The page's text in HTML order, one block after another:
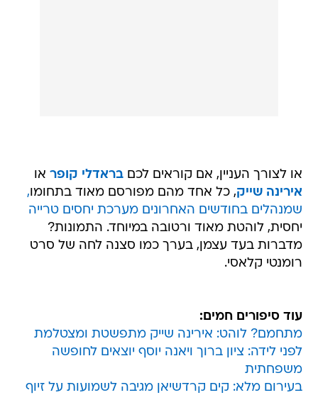
או לצורך העניין, אם קוראים לכםבראדלי קופר או
אירינה שייק, כל אחד מהם מפורסם מאוד בתחומו,
שמנהלים בחודשים האחרונים מערכת יחסים טרייה
יחסית, לוהטת מאוד ורטובה במיוחד. התמונות?
מדברות בעד עצמן, בערך כמו סצנה לחה של סרט
רומנטי קלאסי.
עוד סיפורים חמים:
מתחמם? לוהט: אירינה שייק מתפשטת ומצטלמת
לפני לידה: ציון ברוך ויאנה יוסף יוצאים לחופשה
משפחתית
בעירום מלא: קים קרדשיאן מגיבה לשמועות על זיוף